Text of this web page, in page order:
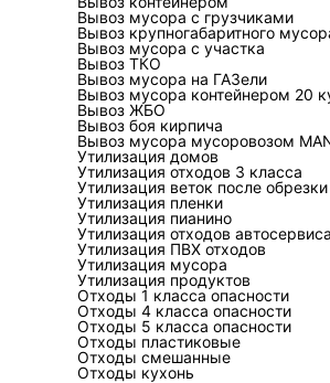
не
Вывоз мусора с грузчиками
Вывоз крупногабаритного
Вывоз мусора с участка
Вывоз ТКО
Вывоз мусора на ГАЗели
Вывоз мусора контейнером 20
Вывоз ЖБО
Вывоз боя кирпича
Вывоз мусора мусоровозом
Утилизация домов
Утилизация отходов 3 класса
Утилизация веток после
Утилизация пленки
Утилизация пианино
Утилизация отходов автосервиса
Утилизация ПВХ отходов
Утилизация мусора
Утилизация продуктов
Отходы 1 класса опасности
Отходы 4 класса опасности
Отходы 5 класса опасности
Отходы пластиковые
Отходы смешанные
Отходы кухонь